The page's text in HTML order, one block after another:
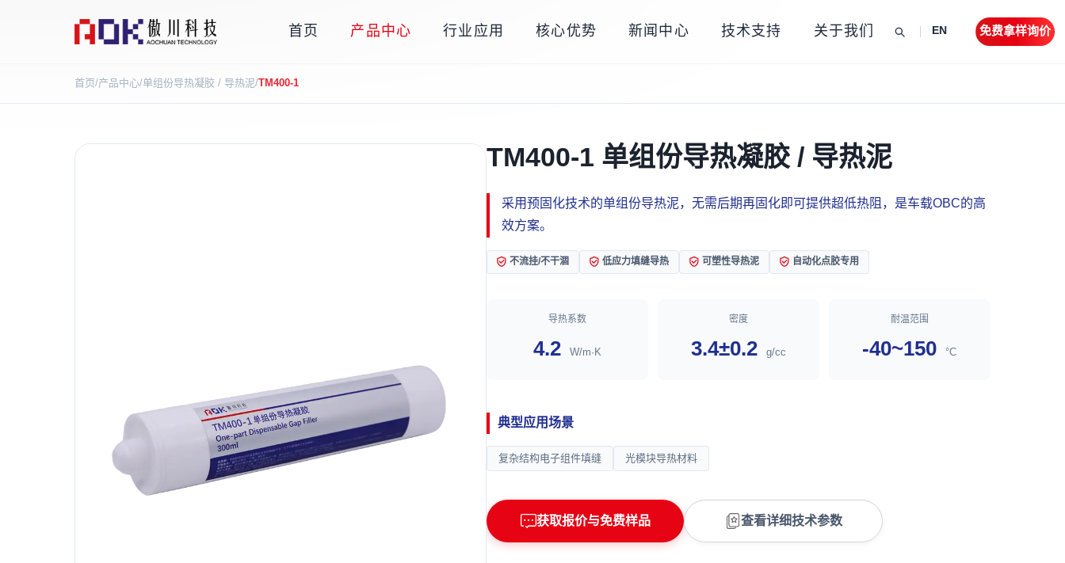
首页 产品中心 行业应用 核心优势 新闻中心 技术支持 关于我们 EN 免费拿样询价
首页/产品中心/单组份导热凝胶 / 导热泥/TM400-1
TM400-1 单组份导热凝胶 / 导热泥
采用预固化技术的单组份导热泥，无需后期再固化即可提供超低热阻，是车载OBC的高
效方案。
不流挂/不干涸 低应力填缝导热 可塑性导热泥 自动化点胶专用
导热系数
4.2 W/m·K
密度
3.4±0.2 g/cc
耐温范围
-40~150 °C
典型应用场景
复杂结构电子组件填缝 光模块导热材料
获取报价与免费样品 查看详细技术参数